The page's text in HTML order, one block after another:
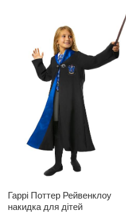
Гаррі Поттер Рейвенклоу
накидка для дітей